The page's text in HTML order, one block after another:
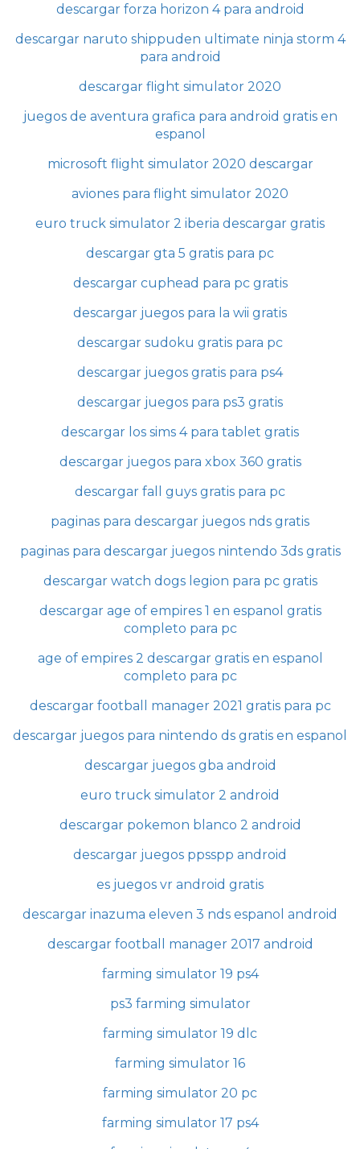
descargar forza horizon 4 para android
descargar naruto shippuden ultimate ninja storm 4
para android
descargar flight simulator 2020
juegos de aventura grafica para android gratis en
espanol
microsoft flight simulator 2020 descargar
aviones para flight simulator 2020
euro truck simulator 2 iberia descargar gratis
descargar gta 5 gratis para pc
descargar cuphead para pc gratis
descargar juegos para la wii gratis
descargar sudoku gratis para pc
descargar juegos gratis para ps4
descargar juegos para ps3 gratis
descargar los sims 4 para tablet gratis
descargar juegos para xbox 360 gratis
descargar fall guys gratis para pc
paginas para descargar juegos nds gratis
paginas para descargar juegos nintendo 3ds gratis
descargar watch dogs legion para pc gratis
descargar age of empires 1 en espanol gratis
completo para pc
age of empires 2 descargar gratis en espanol
completo para pc
descargar football manager 2021 gratis para pc
descargar juegos para nintendo ds gratis en espanol
descargar juegos gba android
euro truck simulator 2 android
descargar pokemon blanco 2 android
descargar juegos ppsspp android
es juegos vr android gratis
descargar inazuma eleven 3 nds espanol android
descargar football manager 2017 android
farming simulator 19 ps4
ps3 farming simulator
farming simulator 19 dlc
farming simulator 16
farming simulator 20 pc
farming simulator 17 ps4